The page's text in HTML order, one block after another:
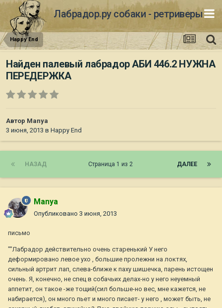
Лабрадор.ру собаки - ретриверы
Happy End
Найден палевый лабрадор АБИ 446.2 НУЖНА
ПЕРЕДЕРЖКА
Автор Manya
3 июня, 2013 в Happy End
НАЗАД ДАЛЕЕ
Страница 1 из 2
Manya
Опубликовано 3 июня, 2013
письмо
""Лабрадор действительно очень старенький У него
деформировано левое ухо , большие пролежни на локтях,
сильный артрит лап, слева-ближе к паху шишечка, парень истощен
очень. Я, конечно, не спец в собачьих делах-но у него неуемный
аппетит, он такое -же тощий(сил больше-но вес, мне кажется, не
набирается), он много пьет и много писает- у него , может быть, не